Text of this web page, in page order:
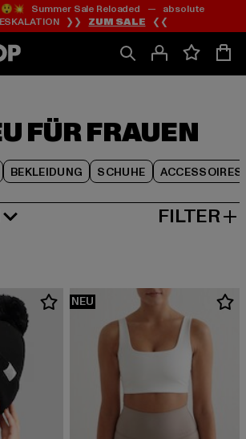
Zum
Inhalt
springen
Zum
Fußzeile
springen
Summer Sale Reloaded — absolute
❯❯ ZUM SALE ❮❮
FÜR FRAUEN
BEKLEIDUNG SCHUHE ACCESSOIRES
Zum
Produktraster
springen
FILTER
NEU